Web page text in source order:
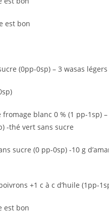
est bon
(0pp-0sp) – 3 wasas
blanc 0 % (1 pp-1sp)
-thé vert sans sucre
sucre (0 pp-0sp) -10 g
+1 c à c d’huile (1pp-
est bon